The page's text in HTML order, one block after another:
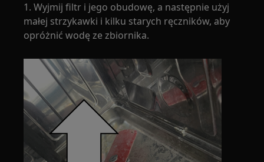
1. Wyjmij filtr i jego obudowę, a następnie użyj
małej strzykawki i kilku starych ręczników, aby
opróżnić wodę ze zbiornika.